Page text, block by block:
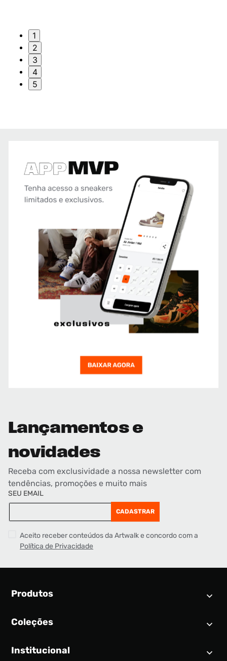
1
2
3
4
5
Lançamentos e
novidades
Receba com exclusividade a nossa newsletter com
tendências, promoções e muito mais
SEU EMAIL
CADASTRAR
Aceito receber conteúdos da Artwalk e concordo com a
Política de Privacidade
Produtos
Calendário SNEAKER
Tênis
Coleções
Air Jordan 1
Institucional